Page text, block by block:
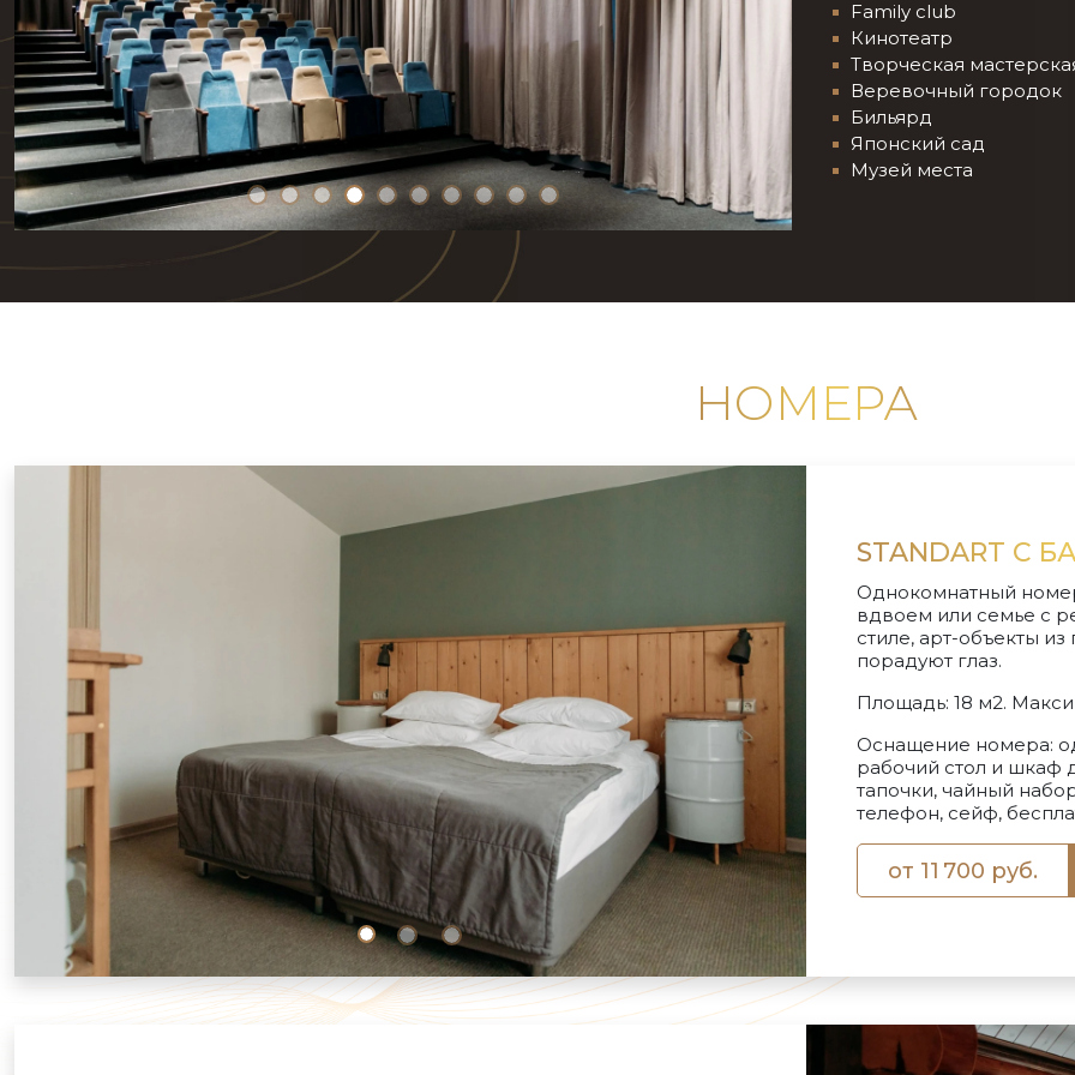
Family club
Кинотеатр
Творческая
Веревочный городок
Бильярд
Японский сад
Музей места
НОМЕРА
STANDART С
Однокомнатный
вдвоем или семье с
стиле, арт-объекты
порадуют глаз.
Площадь: 18 м2.
Оснащение номера:
рабочий стол и шкаф
тапочки, чайный
телефон, сейф,
от 11 700 руб.